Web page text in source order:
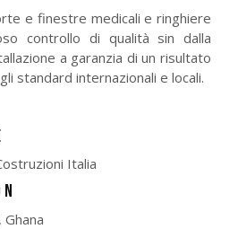
e finestre medicali e ringhiere
controllo di qualità sin dalla
a garanzia di un risultato
standard internazionali e locali.
Italia
Ghana